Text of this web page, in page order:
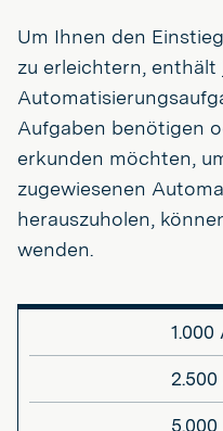
Um Ihnen den
zu erleichtern, enthält
Aufgaben benötigen
erkunden möchten,
zugewiesenen
herauszuholen,
wenden.